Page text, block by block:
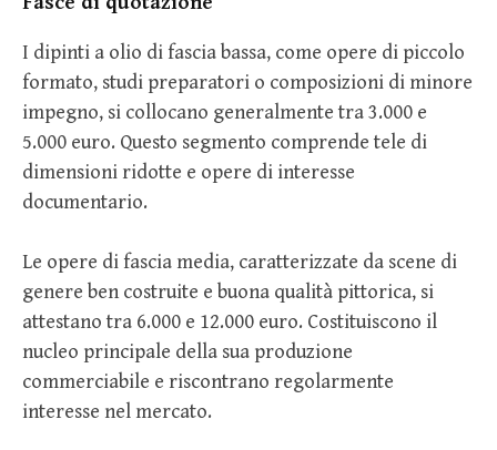
I dipinti a olio di fascia bassa, come opere di piccolo
formato, studi preparatori o composizioni di minore
impegno, si collocano generalmente tra 3.000 e
5.000 euro. Questo segmento comprende tele di
dimensioni ridotte e opere di interesse
documentario.
Le opere di fascia media, caratterizzate da scene di
genere ben costruite e buona qualità pittorica, si
attestano tra 6.000 e 12.000 euro. Costituiscono il
nucleo principale della sua produzione
commerciabile e riscontrano regolarmente
interesse nel mercato.